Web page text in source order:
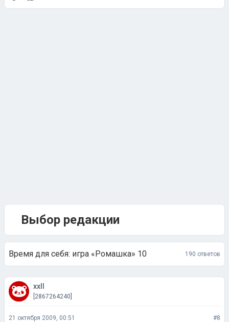
Выбор редакции
Время для себя: игра «Ромашка» 10 190 ответов
xxll
[2867264240]
21 октября 2009, 00:51 #8